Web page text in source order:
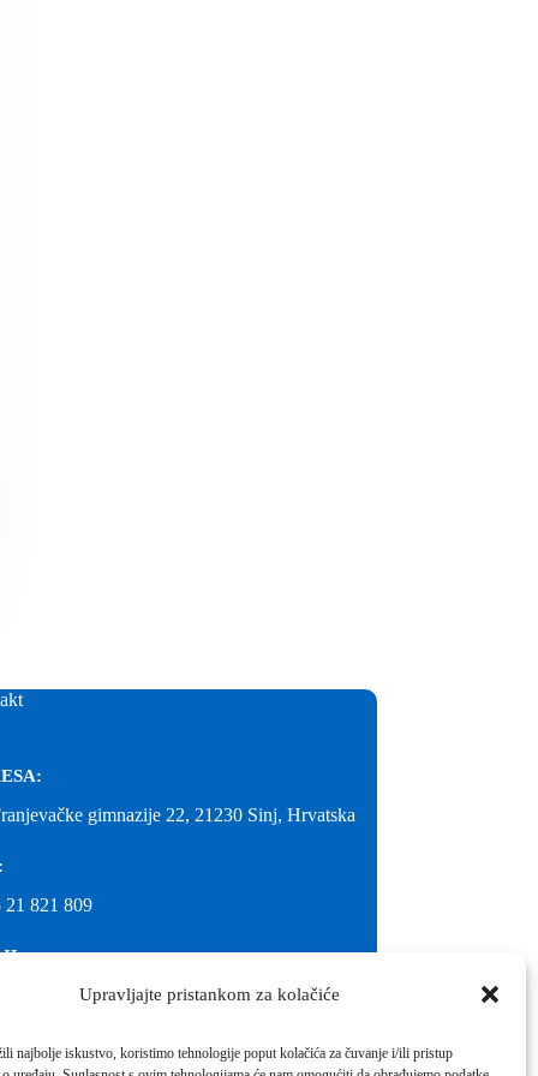
Upravljajte pristankom za kolačiće
najbolje iskustvo, koristimo tehnologije poput kolačića za čuvanje i/ili pristup
gimnazije 22, 21230 Sinj, Hrvatska
21 821 809
franjevacka-klasicna-sinj.skole.hr